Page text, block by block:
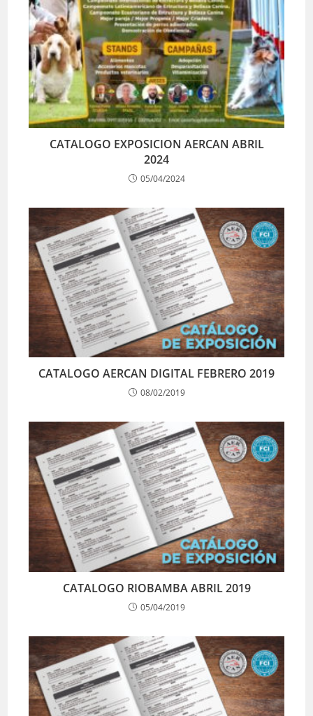
CATALOGO EXPOSICION AERCAN ABRIL
2024
05/04/2024
CATALOGO AERCAN DIGITAL FEBRERO 2019
08/02/2019
CATALOGO RIOBAMBA ABRIL 2019
05/04/2019